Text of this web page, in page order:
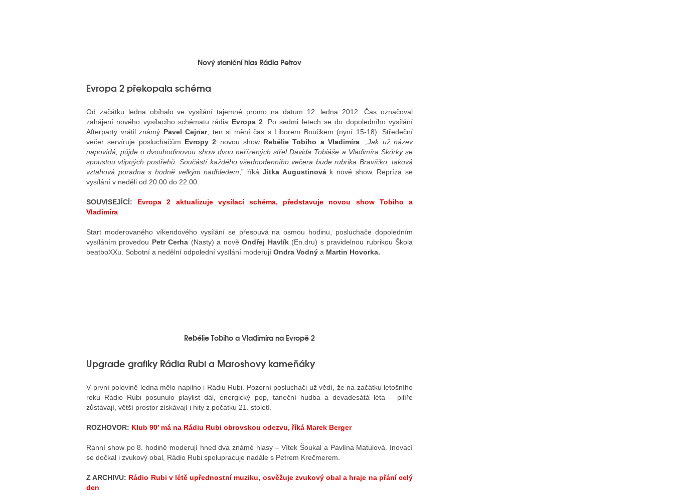
Nový staniční hlas Rádia Petrov
Evropa 2 překopala schéma
Od začátku ledna obíhalo ve vysílání tajemné promo na datum 12. ledna 2012. Čas označoval
zahájení nového vysílacího schématu rádia Evropa 2. Po sedmi letech se do dopoledního vysílání
Afterparty vrátil známý Pavel Cejnar, ten si mění čas s Liborem Boučkem (nyní 15-18). Středeční
večer servíruje posluchačům Evropy 2 novou show Rebélie Tobiho a Vladimíra . „Jak už název
napovídá, půjde o dvouhodinovou show dvou neřízených střel Davida Tobiáše a Vladimíra Skórky se
spoustou vtipných postřehů. Součástí každého všednodenního večera bude rubrika Bravíčko, taková
vztahová poradna s hodně velkým nadhledem ,” říká Jitka Augustinovák nové show. Repríza se
vysílání v neděli od 20.00 do 22.00.
SOUVISEJÍCÍ: Evropa 2 aktualizuje vysílací schéma, představuje novou show Tobiho a
Vladimíra
Start moderovaného víkendového vysílání se přesouvá na osmou hodinu, posluchače dopoledním
vysíláním provedou Petr Cerha (Nasty) a nověOndřej Havlík(En.dru) s pravidelnou rubrikou Škola
beatboXXu. Sobotní a nedělní odpolední vysílání moderují Ondra Vodný a Martin Hovorka.
Rebélie Tobiho a Vladimíra na Evropě 2
Upgrade grafiky Rádia Rubi a Maroshovy kameňáky
V první polovině ledna mělo napilno i Rádiu Rubi. Pozorní posluchači už vědí, že na začátku letošního
roku Rádio Rubi posunulo playlist dál, energický pop, taneční hudba a devadesátá léta – pilíře
zůstávají, větší prostor získávají i hity z počátku 21. století.
ROZHOVOR: Klub 90′ má na Rádiu Rubi obrovskou odezvu, říká Marek Berger
Ranní show po 8. hodině moderují hned dva známé hlasy – Vítek Šoukal a Pavlína Matulová. Inovací
se dočkal i zvukový obal, Rádio Rubi spolupracuje nadále s Petrem Krečmerem.
Z ARCHIVU: Rádio Rubi v létě upřednostní muziku, osvěžuje zvukový obal a hraje na přání celý
den